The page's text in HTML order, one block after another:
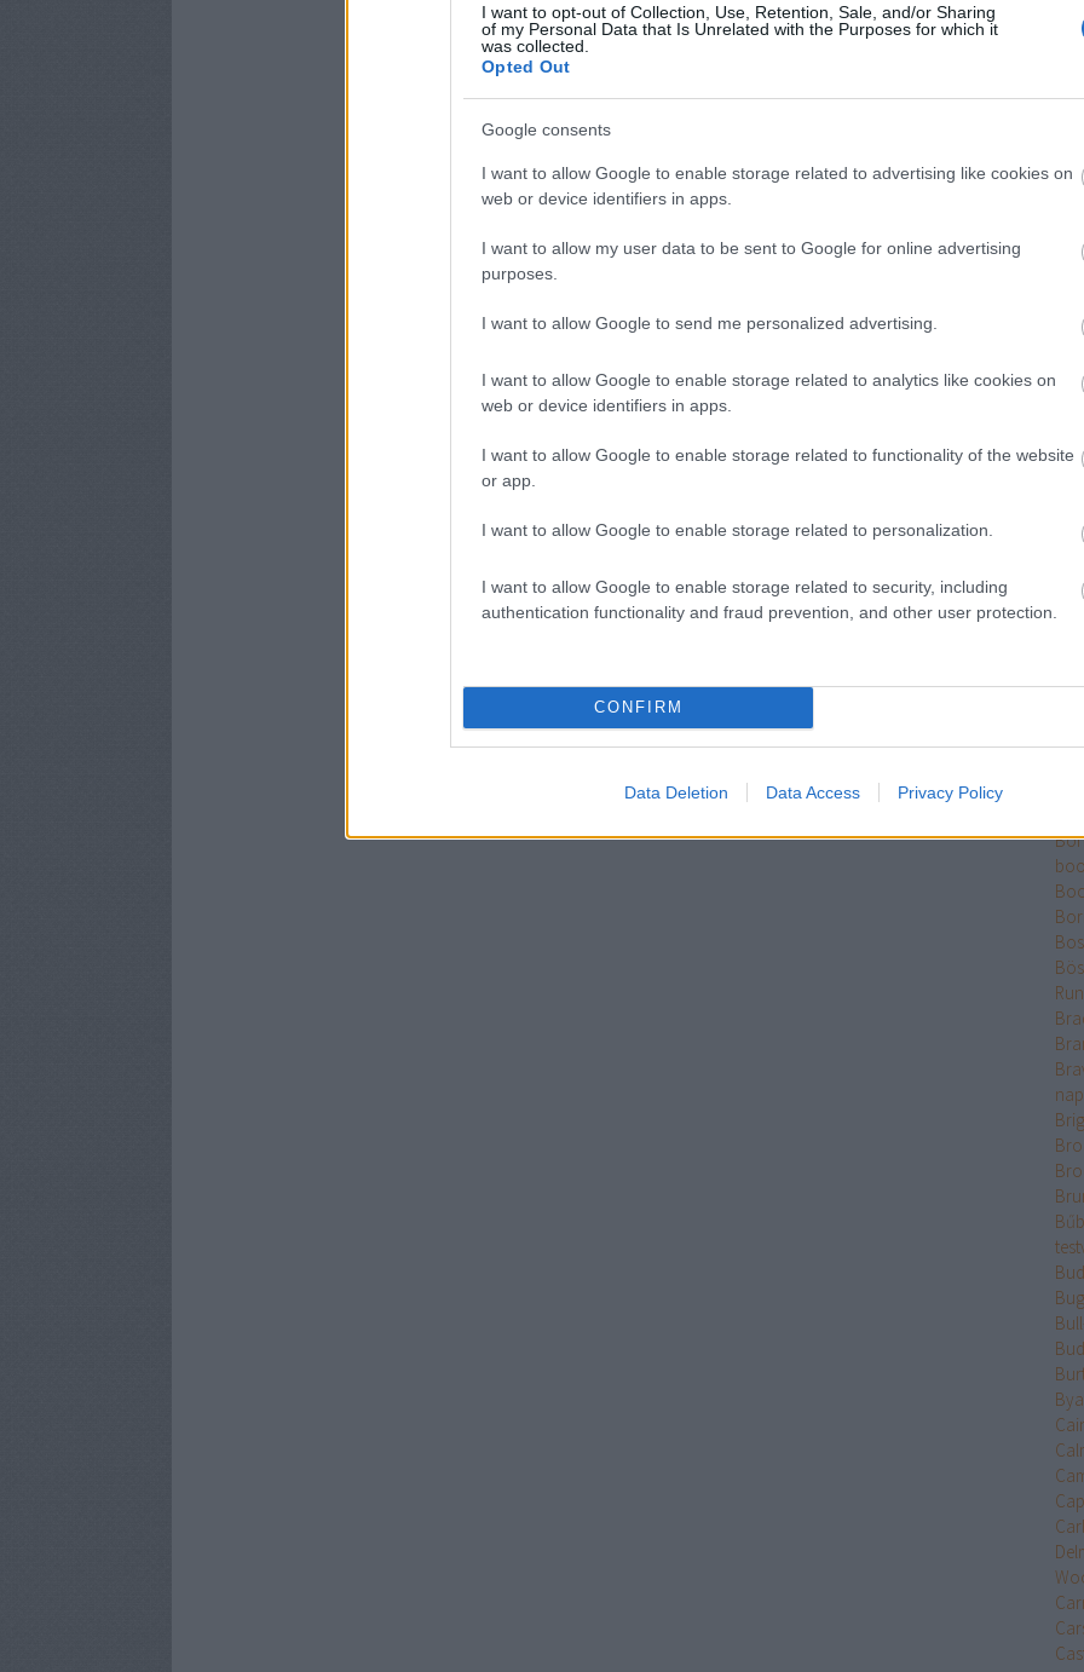
I want to opt-out of Collection, Use, Retention, Sale, and/or Sharing
of my Personal Data that Is Unrelated with the Purposes for which it
was collected.
Opted Out
Google consents
I want to allow Google to enable storage related to advertising like cookies on
web or device identifiers in apps.
I want to allow my user data to be sent to Google for online advertising
purposes.
I want to allow Google to send me personalized advertising.
I want to allow Google to enable storage related to analytics like cookies on
web or device identifiers in apps.
I want to allow Google to enable storage related to functionality of the website
or app.
I want to allow Google to enable storage related to personalization.
I want to allow Google to enable storage related to security, including
authentication functionality and fraud prevention, and other user protection.
CONFIRM
Data Deletion Data Access Privacy Policy